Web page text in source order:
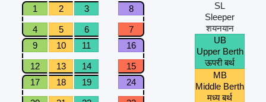
1
2 3 8
4 5 6
7
9
10 11 16
12 13 14
15
17
18 19 24
SL
Sleeper
शयनयान
UB
Upper Berth
ऊपरी बर्थ
MB
Middle Berth
मध्य बर्थ